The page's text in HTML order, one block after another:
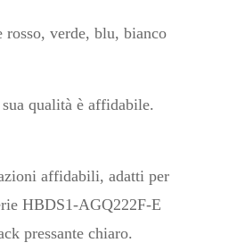
verde, blu, bianco
qualità è affidabile.
affidabili, adatti per
HBDS1-AGQ222F-E
pressante chiaro.